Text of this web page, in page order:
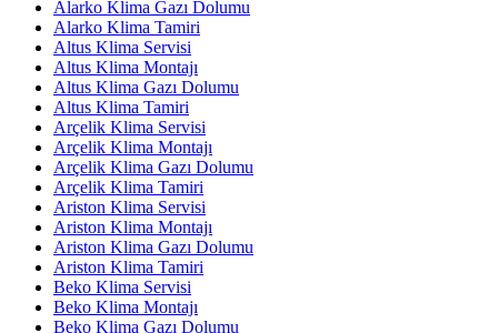
Alarko Klima Gazı Dolumu
Alarko Klima Tamiri
Altus Klima Servisi
Altus Klima Montajı
Altus Klima Gazı Dolumu
Altus Klima Tamiri
Arçelik Klima Servisi
Arçelik Klima Montajı
Arçelik Klima Gazı Dolumu
Arçelik Klima Tamiri
Ariston Klima Servisi
Ariston Klima Montajı
Ariston Klima Gazı Dolumu
Ariston Klima Tamiri
Beko Klima Servisi
Beko Klima Montajı
Beko Klima Gazı Dolumu